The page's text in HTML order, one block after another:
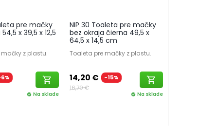
pre mačky
x 39,5 x 12,5
z plastu.
shopping_cart
check_circle Na sklade
NIP 30 Toaleta pre mačky
bez okraja čierna 49,5 x
64,5 x 14,5 cm
Toaleta pre mačky z plastu.
14,20 €
-15%
16,70 €
shopping_cart
check_circle Na sklade